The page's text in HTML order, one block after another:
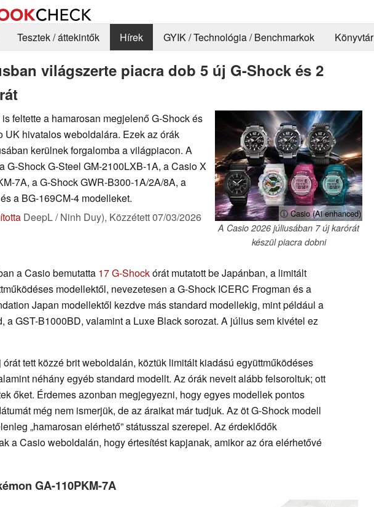
Tesztek / áttekintők Hírek GYIK / Technológia / Benchmarkok Könyvtár
világszerte piacra dob 5 új G-Shock és 2
ⓘ Casio (Ai enhanced)
A Casio 2026 júliusában 7 új karórát
készül piacra dobni
feltette a hamarosan megjelenő G-Shock és
UK hivatalos weboldalára. Ezek az órák
kerülnek forgalomba a világpiacon. A
G-Shock G-Steel GM-2100LXB-1A, a Casio X
7A, a G-Shock GWR-B300-1A/2A/8A, a
a BG-169CM-4 modelleket.
DeepL / Ninh Duy), Közzétett07/03/2026
a Casio bemutatta 17 G-Shockórát mutatott be Japánban, a limitált
modellektől, nevezetesen a G-Shock ICERC Frogman és a
Japan modellektől kezdve más standard modellekig, mint például a
a GST-B1000BD, valamint a Luxe Black sorozat. A július sem kivétel ez
tett közzé brit weboldalán, köztük limitált kiadású együttműködéses
néhány egyéb standard modellt. Az órák neveit alább felsoroltuk; ott
őket. Érdemes azonban megjegyezni, hogy egyes modellek pontos
még nem ismerjük, de az áraikat már tudjuk. Az öt G-Shock modell
„hamarosan elérhető” státusszal szerepel. Az érdeklődők
a Casio weboldalán, hogy értesítést kapjanak, amikor az óra elérhetővé
GA-110PKM-7A